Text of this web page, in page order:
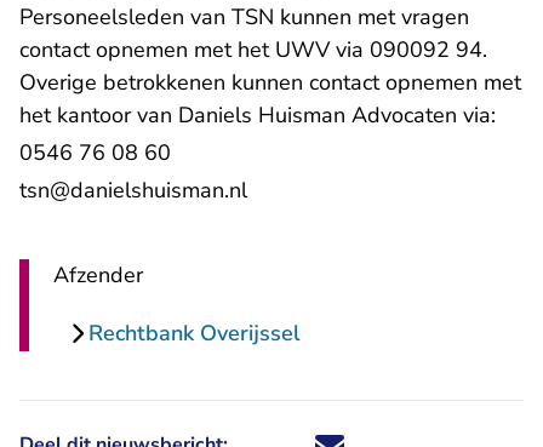
Personeelsleden van TSN kunnen met vragen
contact opnemen met het UWV via 090092 94.
Overige betrokkenen kunnen contact opnemen met
het kantoor van Daniels Huisman Advocaten via:
0546 76 08 60
tsn@danielshuisman.nl- U verlaat Rechtspraak.nl
Afzender
Rechtbank Overijssel